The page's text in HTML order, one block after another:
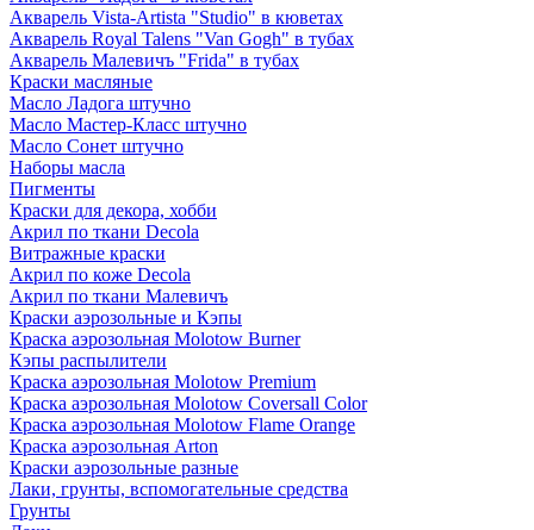
Акварель Vista-Artista "Studio" в кюветах
Акварель Royal Talens "Van Gogh" в тубах
Акварель Малевичъ "Frida" в тубах
Краски масляные
Масло Ладога штучно
Масло Мастер-Класс штучно
Масло Сонет штучно
Наборы масла
Пигменты
Краски для декора, хобби
Акрил по ткани Decola
Витражные краски
Акрил по коже Decola
Акрил по ткани Малевичъ
Краски аэрозольные и Кэпы
Краска аэрозольная Molotow Burner
Кэпы распылители
Краска аэрозольная Molotow Premium
Краска аэрозольная Molotow Coversall Color
Краска аэрозольная Molotow Flame Orange
Краска аэрозольная Arton
Краски аэрозольные разные
Лаки, грунты, вспомогательные средства
Грунты